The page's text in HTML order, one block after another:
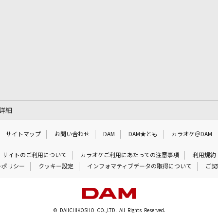
細
サイトマップ お問い合わせ DAM DAM★とも カラオケ＠DAM
サイトのご利用について カラオケご利用にあたっての注意事項
利用規約
リシー
クッキー設定 インフォマティブデータの取得について ご
© DAIICHIKOSHO CO.,LTD. All Rights Reserved.